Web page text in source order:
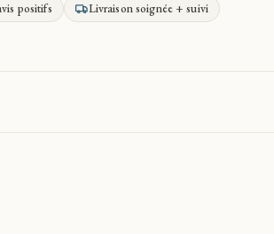
positifs
Livraison soignée + suivi